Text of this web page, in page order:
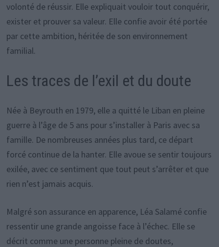
volonté de réussir. Elle expliquait vouloir tout conquérir,
exister et prouver sa valeur. Elle confie avoir été portée
par cette ambition, héritée de son environnement
familial.
Les traces de l’exil et du doute
Née à Beyrouth en 1979, elle a quitté le Liban en pleine
guerre à l’âge de 5 ans pour s’installer à Paris avec sa
famille. De nombreuses années plus tard, ce départ
forcé continue de la hanter. Elle avoue se sentir toujours
exilée, avec ce sentiment que tout peut s’arrêter et que
rien n’est jamais acquis.
Malgré son assurance en apparence, Léa Salamé confie
ressentir une grande angoisse face à l’échec. Elle se
décrit comme une personne pleine de doutes,